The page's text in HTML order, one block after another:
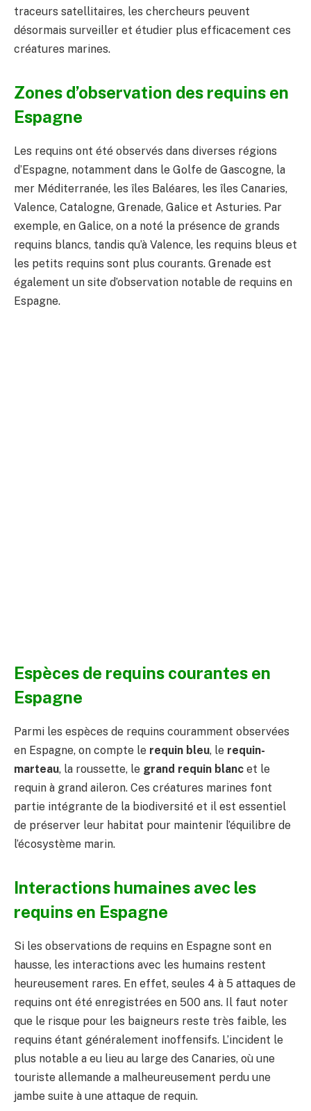
traceurs satellitaires, les chercheurs peuvent
désormais surveiller et étudier plus efficacement ces
créatures marines.
Zones d’observation des requins en
Espagne
Les requins ont été observés dans diverses régions
d’Espagne, notamment dans le Golfe de Gascogne, la
mer Méditerranée, les îles Baléares, les îles Canaries,
Valence, Catalogne, Grenade, Galice et Asturies. Par
exemple, en Galice, on a noté la présence de grands
requins blancs, tandis qu’à Valence, les requins bleus et
les petits requins sont plus courants. Grenade est
également un site d’observation notable de requins en
Espagne.
Espèces de requins courantes en
Espagne
Parmi les espèces de requins couramment observées
en Espagne, on compte le requin bleu, le requin-
marteau, la roussette, le grand requin blanc et le
requin à grand aileron. Ces créatures marines font
partie intégrante de la biodiversité et il est essentiel
de préserver leur habitat pour maintenir l’équilibre de
l’écosystème marin.
Interactions humaines avec les
requins en Espagne
Si les observations de requins en Espagne sont en
hausse, les interactions avec les humains restent
heureusement rares. En effet, seules 4 à 5 attaques de
requins ont été enregistrées en 500 ans. Il faut noter
que le risque pour les baigneurs reste très faible, les
requins étant généralement inoffensifs. L’incident le
plus notable a eu lieu au large des Canaries, où une
touriste allemande a malheureusement perdu une
jambe suite à une attaque de requin.